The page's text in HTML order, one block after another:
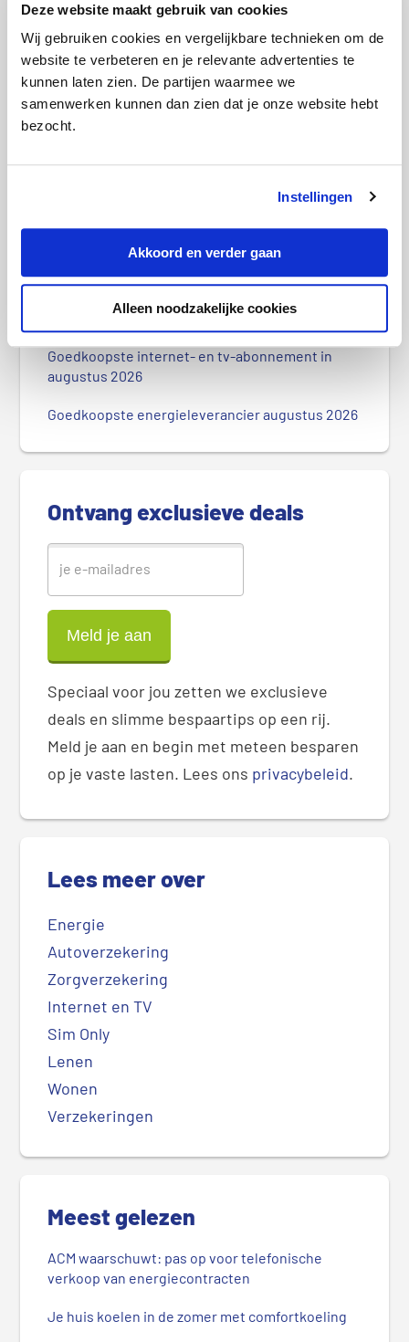
Deze website maakt gebruik van cookies
Wij gebruiken cookies en vergelijkbare technieken om de
website te verbeteren en je relevante advertenties te
kunnen laten zien. De partijen waarmee we
samenwerken kunnen dan zien dat je onze website hebt
bezocht.
Instellingen
Akkoord en verder gaan
Alleen noodzakelijke cookies
P
i
m
i
d
Meest recente berichten
Goedkoopste internet- en tv-abonnement in
augustus 2026
Goedkoopste energieleverancier augustus 2026
Ontvang exclusieve deals
Speciaal voor jou zetten we exclusieve
deals en slimme bespaartips op een rij.
Meld je aan en begin met meteen besparen
op je vaste lasten. Lees ons privacybeleid.
Lees meer over
Energie
Autoverzekering
Zorgverzekering
Internet en TV
Sim Only
Lenen
Wonen
Verzekeringen
Meest gelezen
ACM waarschuwt: pas op voor telefonische
verkoop van energiecontracten
Je huis koelen in de zomer met comfortkoeling